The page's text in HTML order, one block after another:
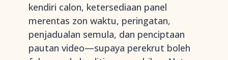
kendiri calon, ketersediaan panel
merentas zon waktu, peringatan,
penjadualan semula, dan penciptaan
pautan video—supaya perekrut boleh